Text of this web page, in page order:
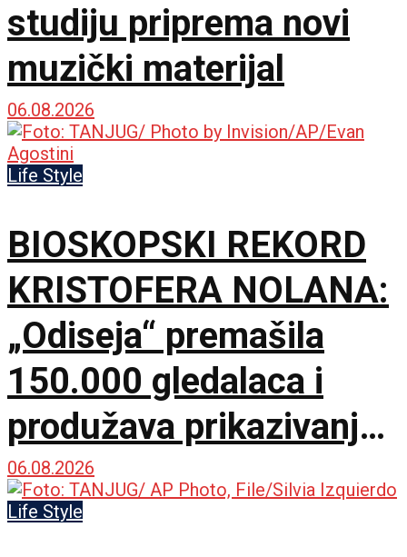
studiju priprema novi
muzički materijal
06.08.2026
Life Style
BIOSKOPSKI REKORD
KRISTOFERA NOLANA:
„Odiseja“ premašila
150.000 gledalaca i
produžava prikazivanje
u IMAX dvorani
06.08.2026
Life Style